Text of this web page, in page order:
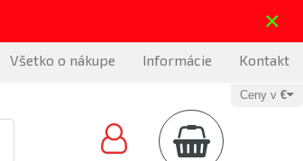
×
Všetko o nákupe Informácie Kontakt
Ceny v €